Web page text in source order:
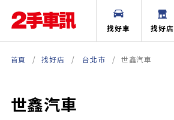
找好車 找好店
首頁 找好店 台北市 世鑫汽車
世鑫汽車